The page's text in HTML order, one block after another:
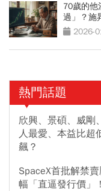
70歲的他
過」？施
2026-
熱門話題
欣興、景碩、威
人最愛、本益比超
飆？
SpaceX首批解禁
幅「直逼發行價」